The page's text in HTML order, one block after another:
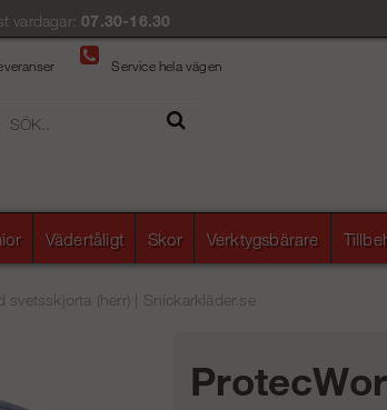
vardagar:07.30-16.30
Service hela vägen
Vädertåligt Skor Verktygsbärare
svetsskjorta (herr) | Snickarkläder.se